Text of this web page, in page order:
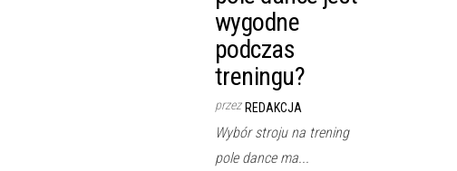
wygodne
podczas
treningu?
przez REDAKCJA
Wybór stroju na trening
pole dance ma...